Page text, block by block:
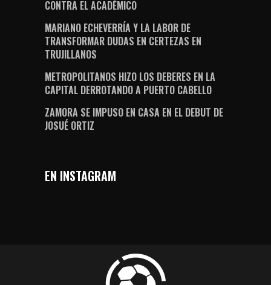
CONTRA EL ACADÉMICO
MARIANO ECHEVERRÍA Y LA LABOR DE
TRANSFORMAR DUDAS EN CERTEZAS EN
TRUJILLANOS
METROPOLITANOS HIZO LOS DEBERES EN LA
CAPITAL DERROTANDO A PUERTO CABELLO
ZAMORA SE IMPUSO EN CASA EN EL DEBUT DE
JOSUÉ ORTIZ
EN INSTAGRAM